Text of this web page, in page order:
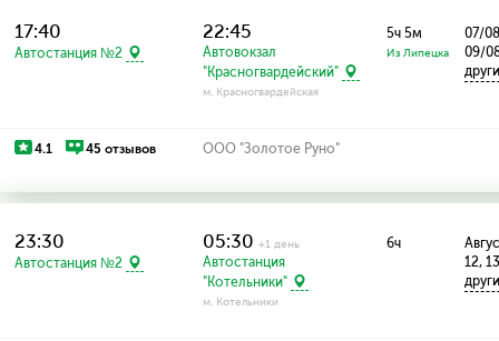
17:40
Автостанция №2
22:45
Автовокзал
"Красногвардейский"
м. Красногвардейская
5ч 5м
Из Липецка
07/
09/
4.1 45 отзывов ООО "Золотое Руно"
23:30
Автостанция №2
05:30+1 день
Автостанция
"Котельники"
м. Котельники
6ч
12,